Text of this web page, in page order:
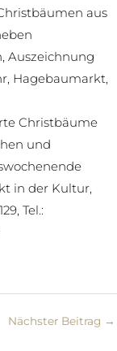
aus
Auszeichnung
Hagebaumarkt,
Christbäume
und
in der Kultur,
Tel.:
Nächster Beitrag →